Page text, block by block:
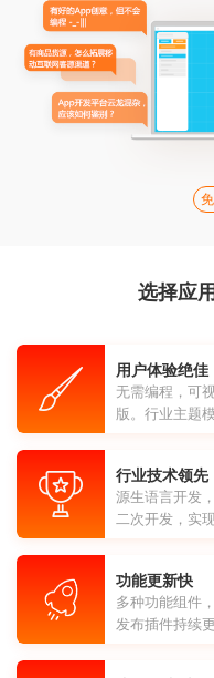
选择应
用户体验绝佳
无需编程，可
版。行业主题
行业技术领先
源生语言开发
二次开发，实
功能更新快
多种功能组件
发布插件持续